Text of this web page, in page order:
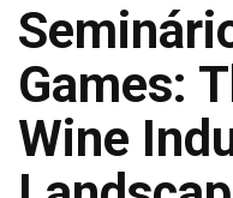
Games:
Wine